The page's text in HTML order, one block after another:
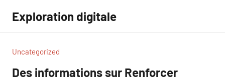
contenu
Exploration digitale
Uncategorized
Des informations sur Renforcer